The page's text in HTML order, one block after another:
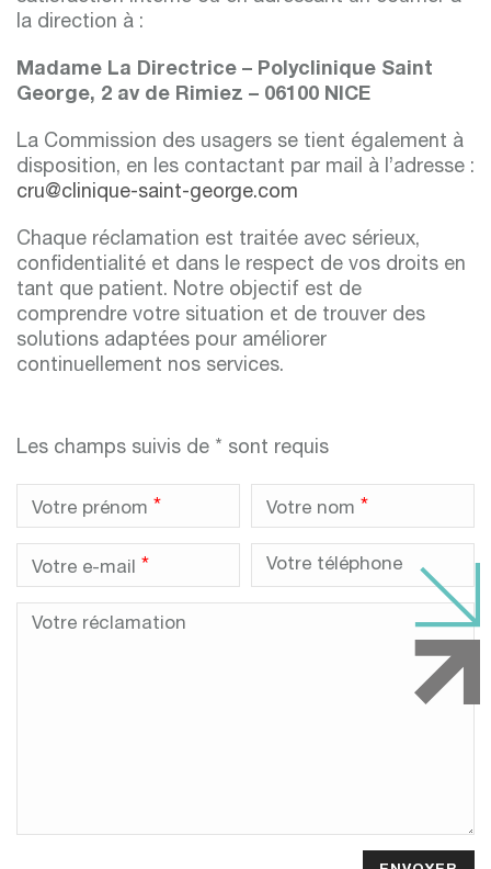
la direction à :
Madame La Directrice – Polyclinique Saint
George, 2 av de Rimiez – 06100 NICE
La Commission des usagers se tient également à
disposition, en les contactant par mail à l’adresse :
cru@clinique-saint-george.com
Chaque réclamation est traitée avec sérieux,
confidentialité et dans le respect de vos droits en
tant que patient. Notre objectif est de
comprendre votre situation et de trouver des
solutions adaptées pour améliorer
continuellement nos services.
Les champs suivis de * sont requis
Votre prénom * Votre nom *
Votre e-mail * Votre téléphone
Votre réclamation